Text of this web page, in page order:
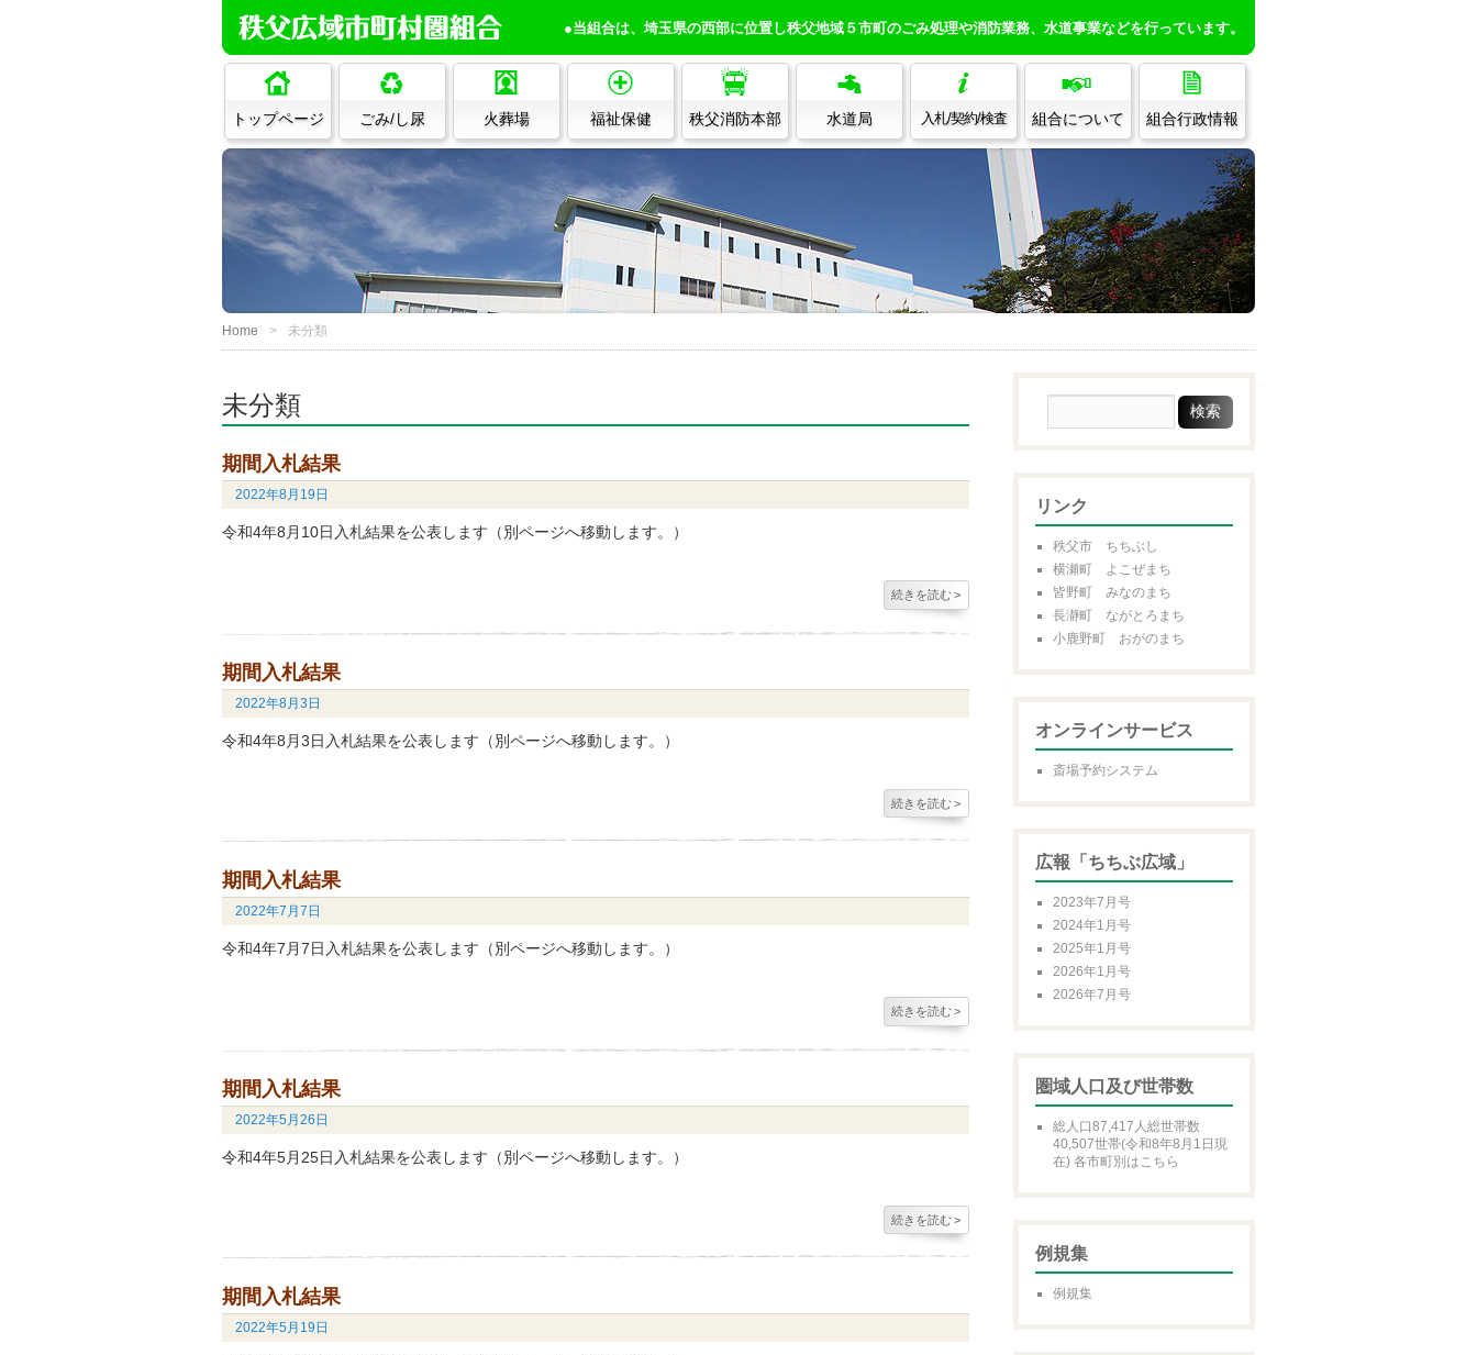
●当組合は、埼玉県の西部に位置し秩父地域５市町のごみ処理や消防業務、水道事業などを行っています。
トップページ ごみ/し尿 火葬場 福祉保健 秩父消防本部 水道局 入札/契約/検査 組合について 組合行政情報
Home 未分類
未分類
期間入札結果
2022年8月19日
令和4年8月10日入札結果を公表します（別ページへ移動します。）
続きを読む >
期間入札結果
2022年8月3日
令和4年8月3日入札結果を公表します（別ページへ移動します。）
続きを読む >
期間入札結果
2022年7月7日
令和4年7月7日入札結果を公表します（別ページへ移動します。）
続きを読む >
期間入札結果
2022年5月26日
令和4年5月25日入札結果を公表します（別ページへ移動します。）
続きを読む >
期間入札結果
2022年5月19日
リンク
秩父市 ちちぶし
横瀬町 よこぜまち
皆野町 みなのまち
長瀞町 ながとろまち
小鹿野町 おがのまち
オンラインサービス
斎場予約システム
広報「ちちぶ広域」
2023年7月号
2024年1月号
2025年1月号
2026年1月号
2026年7月号
圏域人口及び世帯数
総人口87,417人総世帯数
40,507世帯(令和8年8月1日現
在) 各市町別はこちら
例規集
例規集